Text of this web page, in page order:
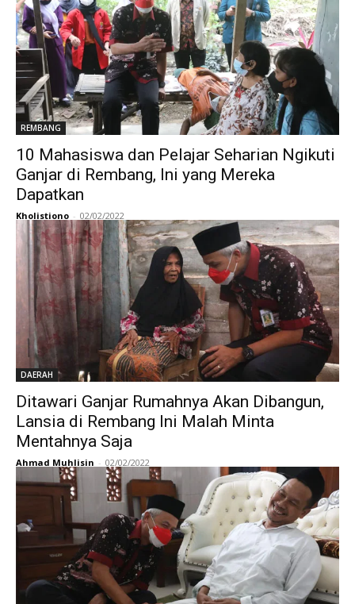
REMBANG
10 Mahasiswa dan Pelajar Seharian Ngikuti
Ganjar di Rembang, Ini yang Mereka
Dapatkan
Kholistiono - 02/02/2022
DAERAH
Ditawari Ganjar Rumahnya Akan Dibangun,
Lansia di Rembang Ini Malah Minta
Mentahnya Saja
Ahmad Muhlisin - 02/02/2022